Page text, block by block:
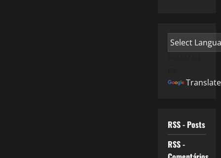
Translate
RSS - Posts
RSS -